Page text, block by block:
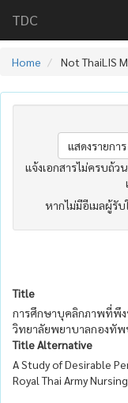
TDC
Home Not ThaiLIS
แจ้งเอกสารไม่ครบถ้ว
หากไม่มีอีเมลผู้รั
Title
การศึกษาบุคลิกภาพที่พึ
วิทยาลัยพยาบาลกองทั
Title Alternative
A Study of Desirable
Royal Thai Army